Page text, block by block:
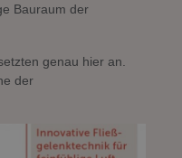
Bauraum der
genau hier an.
der